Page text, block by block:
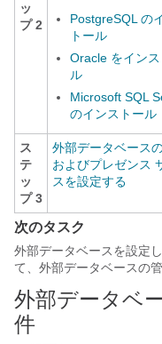
ッ
プ 2
PostgreSQL の
トール
Oracle をインス
ル
Microsoft SQL
のインストール
ス
テ
ッ
プ 3
外部データベース
およびプレゼンス
スを設定する
次のタスク
外部データベースを設定
て、外部データベースの
外部データベ
件